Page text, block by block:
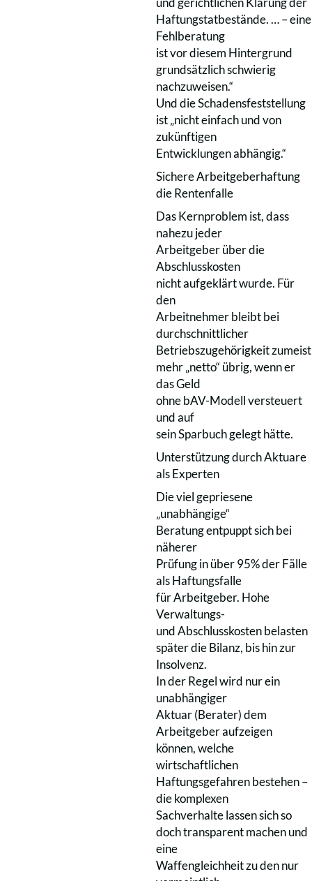
Haftungstatbestände. … – eine
Fehlberatung
ist vor diesem Hintergrund
grundsätzlich schwierig
nachzuweisen.“
Und die Schadensfeststellung
ist „nicht einfach und von
zukünftigen
Entwicklungen abhängig.“
Sichere Arbeitgeberhaftung
die Rentenfalle
Das Kernproblem ist, dass
nahezu jeder
Arbeitgeber über die
Abschlusskosten
nicht aufgeklärt wurde. Für
den
Arbeitnehmer bleibt bei
durchschnittlicher
Betriebszugehörigkeit zumeist
mehr „netto“ übrig, wenn er
das Geld
ohne bAV-Modell versteuert
und auf
sein Sparbuch gelegt hätte.
Unterstützung durch Aktuare
als Experten
Die viel gepriesene
„unabhängige“
Beratung entpuppt sich bei
näherer
Prüfung in über 95% der Fälle
als Haftungsfalle
für Arbeitgeber. Hohe
Verwaltungs-
und Abschlusskosten belasten
später die Bilanz, bis hin zur
Insolvenz.
In der Regel wird nur ein
unabhängiger
Aktuar (Berater) dem
Arbeitgeber aufzeigen
können, welche
wirtschaftlichen
Haftungsgefahren bestehen –
die komplexen
Sachverhalte lassen sich so
doch transparent machen und
eine
Waffengleichheit zu den nur